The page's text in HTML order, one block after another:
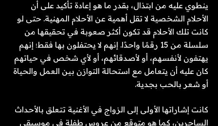
ينطوي عليه من ابتذال، بقدر ما هو إعادة تأكيد على أن
الأحلام الشخصية لا تقل أهمية عن الأحلام المهنية. حتى لو
كانت تلك الأحلام قد تكون أكثر صعوبة في تحقيقها من
سلسلة من 15 رقمًا واحدًا. إنهم لا يحتفلون بها فقط؛ إنهم
يهتفون لأنفسهم، أو لأصدقائهم، أو لأي شخص في حياتهم
كان عليه أن يتعامل مع استحالة التوازن بين العمل والحياة
أو شعر بالحب بجدية.
كانت إشاراتها الأولى إلى الزواج في الأغنية تتعلق بالأحداث
الساحرين، كما هو متوقع من عروس طفلة في موسيقى